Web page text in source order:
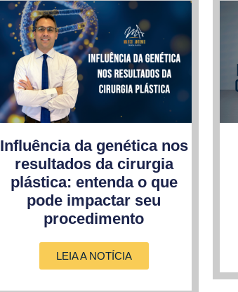
Influência da genética nos
resultados da cirurgia
plástica: entenda o que
pode impactar seu
procedimento
LEIA A NOTÍCIA